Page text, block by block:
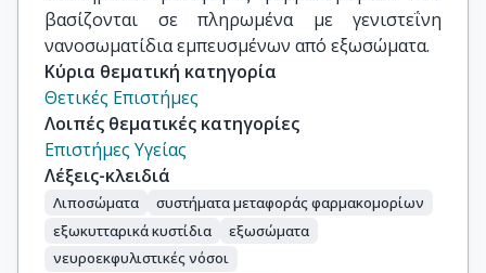
βασίζονται σε πληρωμένα με γενιστεΐνη
νανοσωματίδια εμπευσμένων από εξωσώματα.
Κύρια θεματική κατηγορία
Θετικές Επιστήμες
Λοιπές θεματικές κατηγορίες
Επιστήμες Υγείας
Λέξεις-κλειδιά
Λιποσώματα
συστήματα μεταφοράς φαρμακομορίων
εξωκυτταρικά κυστίδια
εξωσώματα
νευροεκφυλιστικές νόσοι